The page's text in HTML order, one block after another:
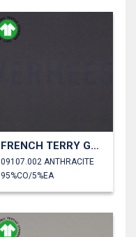
FRENCH TERRY GOTS
09107.002 ANTHRACITE
95%CO/5%EA